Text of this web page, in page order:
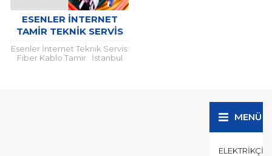
ESENLER İNTERNET
TAMIR TEKNIK SERVIS
Esenler İnternet Teknik Servis:
Fiber Kablo Tamir İstanbul
MENÜ
ELEKTRIKÇI